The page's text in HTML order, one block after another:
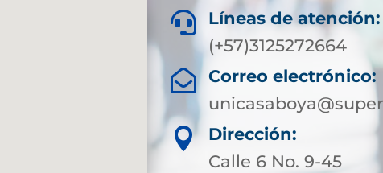

Líneas de atención:
(+57)3125272664

Correo electrónico:

Dirección:
Calle 6 No. 9-45